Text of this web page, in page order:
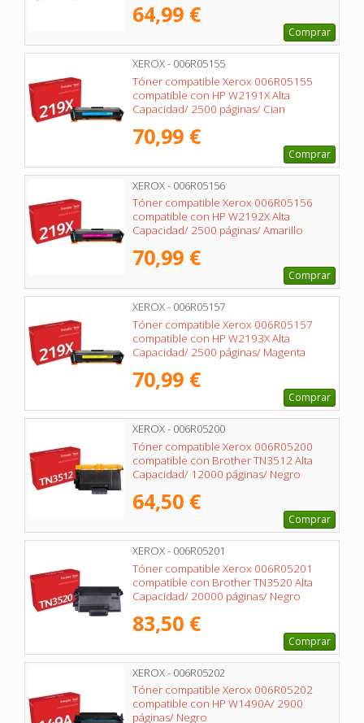
64,99 €
Comprar
XEROX - 006R05155
Tóner compatible Xerox 006R05155
compatible con HP W2191X Alta
Capacidad/ 2500 páginas/ Cian
70,99 €
Comprar
XEROX - 006R05156
Tóner compatible Xerox 006R05156
compatible con HP W2192X Alta
Capacidad/ 2500 páginas/ Amarillo
70,99 €
Comprar
XEROX - 006R05157
Tóner compatible Xerox 006R05157
compatible con HP W2193X Alta
Capacidad/ 2500 páginas/ Magenta
70,99 €
Comprar
XEROX - 006R05200
Tóner compatible Xerox 006R05200
compatible con Brother TN3512 Alta
Capacidad/ 12000 páginas/ Negro
64,50 €
Comprar
XEROX - 006R05201
Tóner compatible Xerox 006R05201
compatible con Brother TN3520 Alta
Capacidad/ 20000 páginas/ Negro
83,50 €
Comprar
XEROX - 006R05202
Tóner compatible Xerox 006R05202
compatible con HP W1490A/ 2900
páginas/ Negro